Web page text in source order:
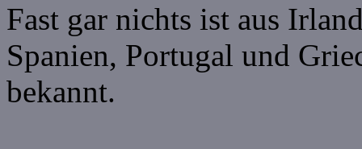
Fast gar nichts ist aus
Spanien, Portugal und
bekannt.